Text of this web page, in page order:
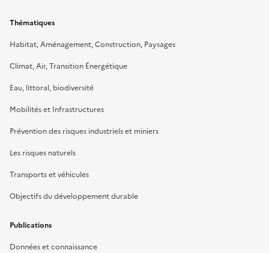
Thématiques
Habitat, Aménagement, Construction, Paysages
Climat, Air, Transition Énergétique
Eau, littoral, biodiversité
Mobilités et Infrastructures
Prévention des risques industriels et miniers
Les risques naturels
Transports et véhicules
Objectifs du développement durable
Publications
Données et connaissance